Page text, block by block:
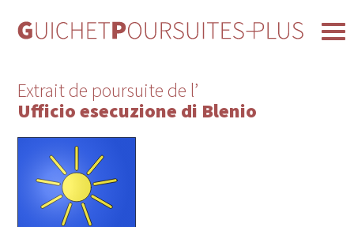
Extrait de poursuite de l’
Ufficio esecuzione di Blenio